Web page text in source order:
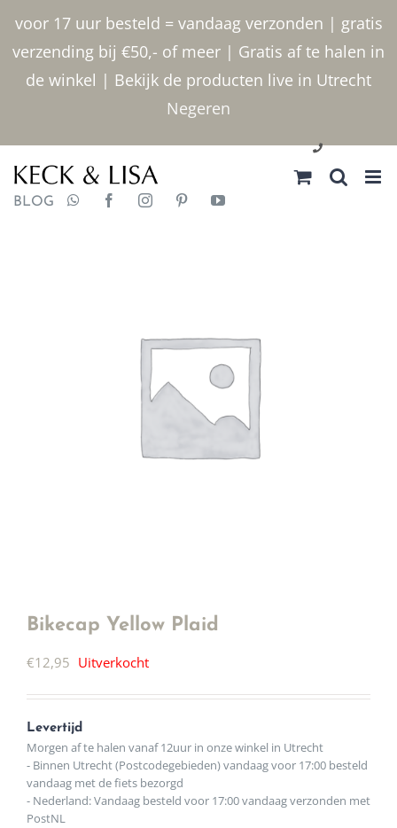
voor 17 uur besteld = vandaag verzonden | gratis
verzending bij €50,- of meer | Gratis af te halen in
de winkel | Bekijk de producten live in Utrecht
Negeren
inhoud
030 2400000
BLOG
Bikecap Yellow Plaid
€12,95 Uitverkocht
Levertijd
Morgen af te halen vanaf 12uur in onze winkel in Utrecht
- Binnen Utrecht (Postcodegebieden) vandaag voor 17:00 besteld
vandaag met de fiets bezorgd
- Nederland: Vandaag besteld voor 17:00 vandaag verzonden met
PostNL